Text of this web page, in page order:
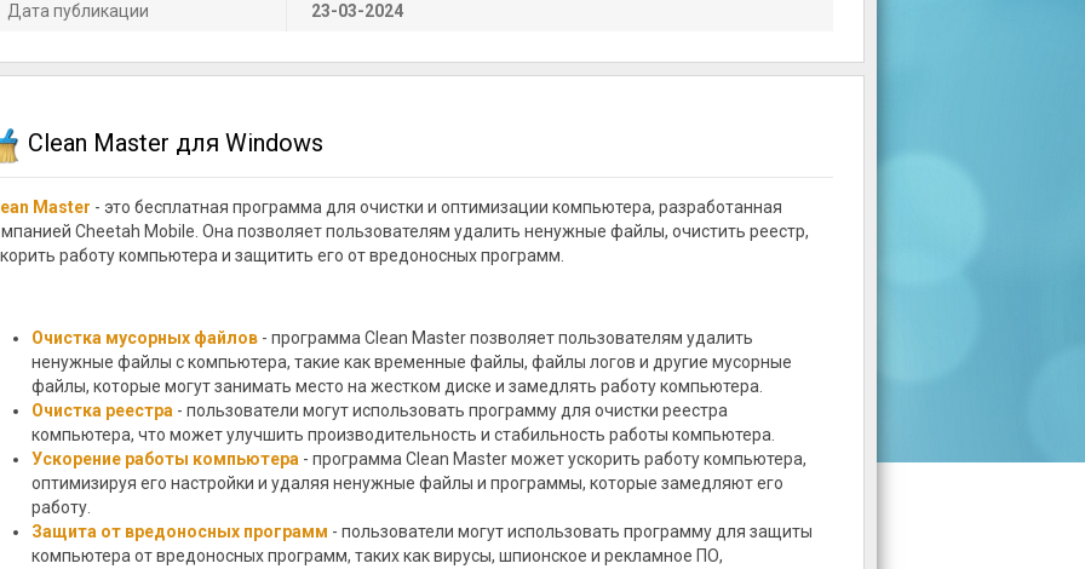
Дата публикации 23-03-2024
Clean Master для Windows
Master - это бесплатная программа для очистки и оптимизации компьютера, разработанная
Cheetah Mobile. Она позволяет пользователям удалить ненужные файлы, очистить реестр,
работу компьютера и защитить его от вредоносных программ.
Очистка мусорных файлов - программа Clean Master позволяет пользователям удалить
ненужные файлы с компьютера, такие как временные файлы, файлы логов и другие мусорные
файлы, которые могут занимать место на жестком диске и замедлять работу компьютера.
Очистка реестра - пользователи могут использовать программу для очистки реестра
компьютера, что может улучшить производительность и стабильность работы компьютера.
Ускорение работы компьютера - программа Clean Master может ускорить работу компьютера,
оптимизируя его настройки и удаляя ненужные файлы и программы, которые замедляют его
работу.
Защита от вредоносных программ - пользователи могут использовать программу для защиты
компьютера от вредоносных программ, таких как вирусы, шпионское и рекламное ПО,